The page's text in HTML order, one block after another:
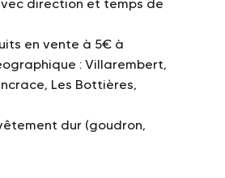
direction et temps de
en vente à 5€ à
: Villarembert,
Les Bottières,
dur (goudron,